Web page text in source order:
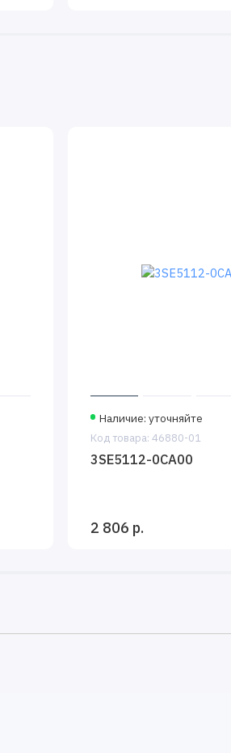
Наличие: уточняйте
Код товара: 46880-01
3SE5112-0CA00
2 806 р.